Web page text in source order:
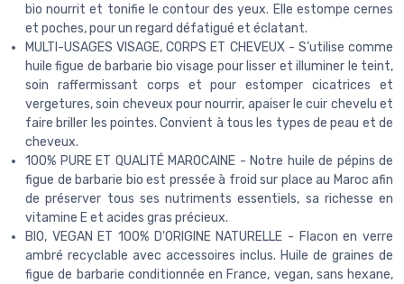
bio nourrit et tonifie le contour des yeux. Elle estompe cernes
et poches, pour un regard défatigué et éclatant.
MULTI-USAGES VISAGE, CORPS ET CHEVEUX - S’utilise comme
huile figue de barbarie bio visage pour lisser et illuminer le teint,
soin raffermissant corps et pour estomper cicatrices et
vergetures, soin cheveux pour nourrir, apaiser le cuir chevelu et
faire briller les pointes. Convient à tous les types de peau et de
cheveux.
100% PURE ET QUALITÉ MAROCAINE - Notre huile de pépins de
figue de barbarie bio est pressée à froid sur place au Maroc afin
de préserver tous ses nutriments essentiels, sa richesse en
vitamine E et acides gras précieux.
BIO, VEGAN ET 100% D'ORIGINE NATURELLE - Flacon en verre
ambré recyclable avec accessoires inclus. Huile de graines de
figue de barbarie conditionnée en France, vegan, sans hexane,